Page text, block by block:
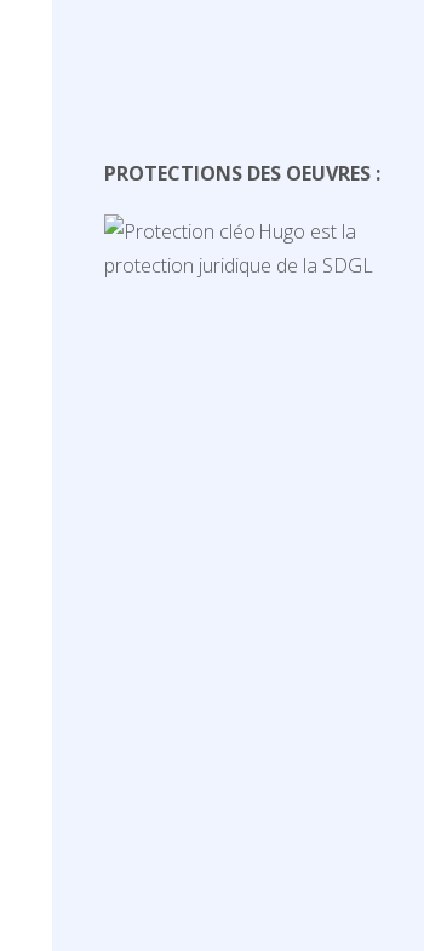
PROTECTIONS DES OEUVRES :
Hugo est la
protection juridique de la SDGL